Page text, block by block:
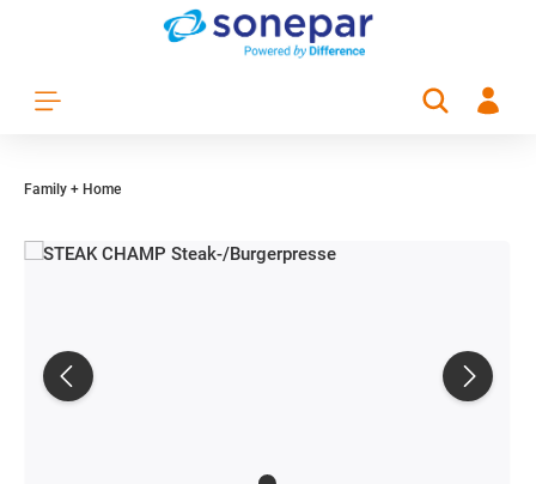
Zum Hauptinhalt springen
Family + Home